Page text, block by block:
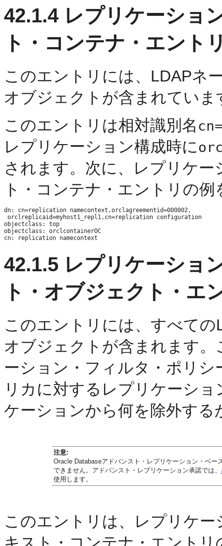
42.1.4 レプリケーショ
ト・コンテナ・エント
このエントリには、LDAPネ
オブジェクトが含まれていま
このエントリは相対識別名
レプリケーション構成時に
されます。次に、レプリケ
ト・コンテナ・エントリの
dn: cn=replication namecontext,orclagreementid=000002,
orclreplicaid=myhost1_repl1,cn=replication configuration
objectclass: top
objectclass: orclcontainerOC
42.1.5 レプリケーショ
ト・オブジェクト・エ
このエントリには、すべて
オブジェクトが含まれます。
ーション・フィルタ・ポリ
リカに対するレプリケーシ
ケーションから何を除外する
注意:
Oracle Databaseアドバンスト・レプリケーション・ベ
できません。アドバンスト・レプリケーション承諾では、
使用します。
このエントリは、レプリケ
キスト・コンテナ・エント